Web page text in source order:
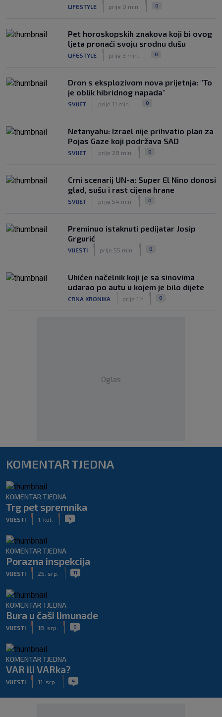
LIFESTYLE prije 0 min. 0
Pet horoskopskih znakova koji bi ovog
ljeta pronaći svoju srodnu dušu
LIFESTYLE prije 3 min. 0
Dron s eksplozivom nova prijetnja: "To
je oblik hibridnog napada"
SVIJET prije 11 min. 0
Netanyahu: Izrael nije prihvatio plan za
Pojas Gaze koji podržava SAD
SVIJET prije 28 min. 0
Crni scenarij UN-a: Super El Nino donosi
glad, sušu i rast cijena hrane
SVIJET prije 54 min. 0
Preminuo istaknuti pedijatar Josip
Grgurić
VIJESTI prije 55 min. 0
Uhićen načelnik koji je sa sinovima
udarao po autu u kojem je bilo dijete
CRNA KRONIKA prije 1 h 0
Oglas
KOMENTAR TJEDNA
KOMENTAR TJEDNA
Trg pet spremnika
VIJESTI 1. kol. 5
KOMENTAR TJEDNA
Porazna inspekcija
VIJESTI 25. srp. 11
KOMENTAR TJEDNA
Bura u čaši limunade
VIJESTI 18. srp. 0
KOMENTAR TJEDNA
VAR ili VARka?
VIJESTI 11. srp. 4